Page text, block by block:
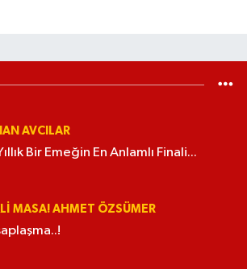
AVCILAR
Bir Emeğin En Anlamlı Finali...
MASA! AHMET ÖZSÜMER